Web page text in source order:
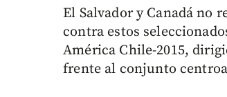
El Salvador y Canadá no
contra estos
América Chile-2015,
frente al conjunto